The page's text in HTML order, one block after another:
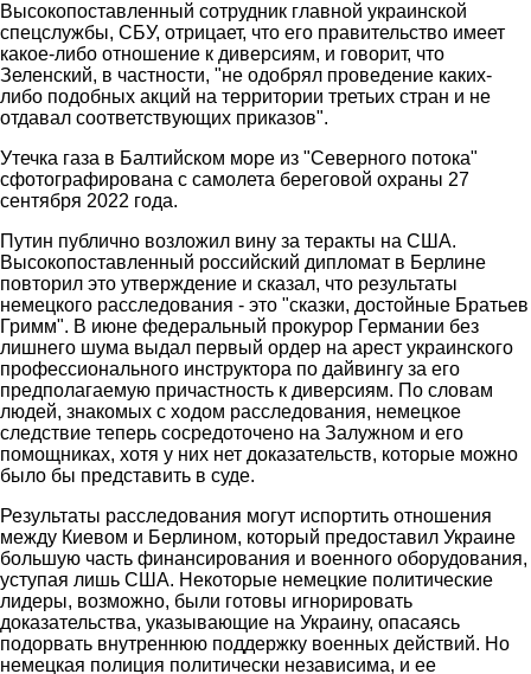
Высокопоставленный сотрудник главной украинской
спецслужбы, СБУ, отрицает, что его правительство имеет
какое-либо отношение к диверсиям, и говорит, что
Зеленский, в частности, "не одобрял проведение каких-
либо подобных акций на территории третьих стран и не
отдавал соответствующих приказов".
Утечка газа в Балтийском море из "Северного потока"
сфотографирована с самолета береговой охраны 27
сентября 2022 года.
Путин публично возложил вину за теракты на США.
Высокопоставленный российский дипломат в Берлине
повторил это утверждение и сказал, что результаты
немецкого расследования - это "сказки, достойные Братьев
Гримм". В июне федеральный прокурор Германии без
лишнего шума выдал первый ордер на арест украинского
профессионального инструктора по дайвингу за его
предполагаемую причастность к диверсиям. По словам
людей, знакомых с ходом расследования, немецкое
следствие теперь сосредоточено на Залужном и его
помощниках, хотя у них нет доказательств, которые можно
было бы представить в суде.
Результаты расследования могут испортить отношения
между Киевом и Берлином, который предоставил Украине
большую часть финансирования и военного оборудования,
уступая лишь США. Некоторые немецкие политические
лидеры, возможно, были готовы игнорировать
доказательства, указывающие на Украину, опасаясь
подорвать внутреннюю поддержку военных действий. Но
немецкая полиция политически независима, и ее